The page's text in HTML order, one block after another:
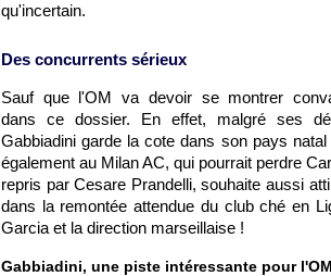
qu'incertain.
Des concurrents sérieux
Sauf que l'OM va devoir se montrer
dans ce dossier. En effet, malgré ses
Gabbiadini garde la cote dans son pays natal
également au Milan AC, qui pourrait perdre
repris par Cesare Prandelli, souhaite aussi
dans la remontée attendue du club ché en
Garcia et la direction marseillaise !
Gabbiadini, une piste intéressante pour